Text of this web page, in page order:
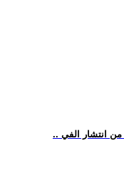
من انتشار الفي